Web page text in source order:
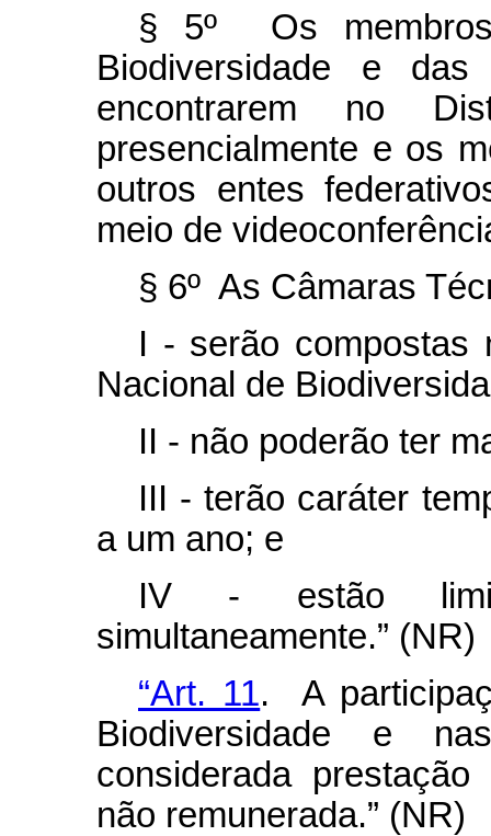
§ 5º Os
Biodiversidade e
encontrarem no
presencialmente e os
outros entes
meio de
§ 6º As Câmaras
I - serão compostas
Nacional de
II - não poderão ter
III - terão caráter
a um ano; e
IV - estão
simultaneamente.” (NR)
“Art. 11. A
Biodiversidade e
considerada
não remunerada.” (NR)